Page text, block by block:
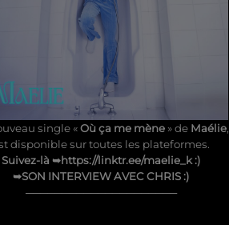
single «Où ça me mène» de Maélie,
disponible sur toutes les plateformes.
Suivez-là ➥https://linktr.ee/maelie_k :)
➥SON INTERVIEW AVEC CHRIS :)
─────────────────────